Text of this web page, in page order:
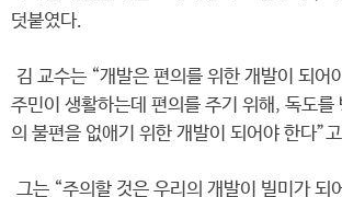
덧붙였다.
김 교수는 “개발은 편의를 위한 개발이 되어
주민이 생활하는데 편의를 주기 위해, 독도를
의 불편을 없애기 위한 개발이 되어야 한다”
그는 “주의할 것은 우리의 개발이 빌미가 되